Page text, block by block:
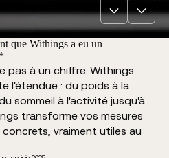
que Withings a eu un
pas à un chiffre. Withings
l'étendue : du poids à la
sommeil à l'activité jusqu'à
transforme vos mesures
vraiment utiles au